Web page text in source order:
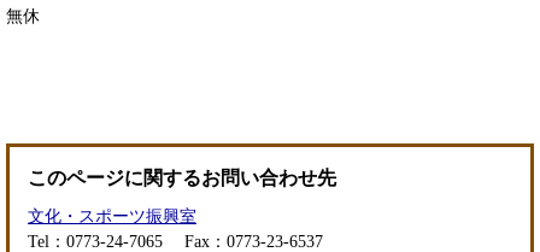
無休
このページに関するお問い合わせ先
文化・スポーツ振興室
Tel：0773-24-7065
Fax：0773-23-6537